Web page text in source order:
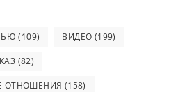
(109) ВИДЕО (199)
(82)
ОТНОШЕНИЯ (158)